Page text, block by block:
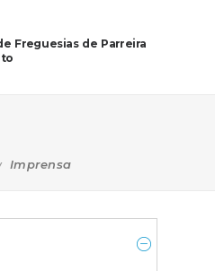
Freguesias de Parreira
Imprensa